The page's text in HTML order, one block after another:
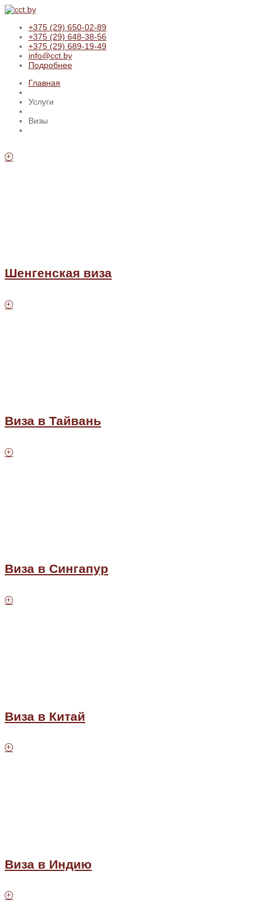
+375 (29) 650-02-89
+375 (29) 648-38-56
+375 (29) 689-19-49
info@cct.by
Подробнее
Главная
Услуги
Визы
Шенгенская виза
Виза в Тайвань
Виза в Сингапур
Виза в Китай
Виза в Индию